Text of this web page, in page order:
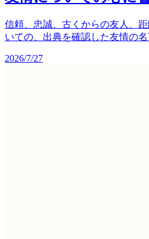
信頼、忠誠、古くからの友人、
いての、出典を確認した友情の名
2026/7/27